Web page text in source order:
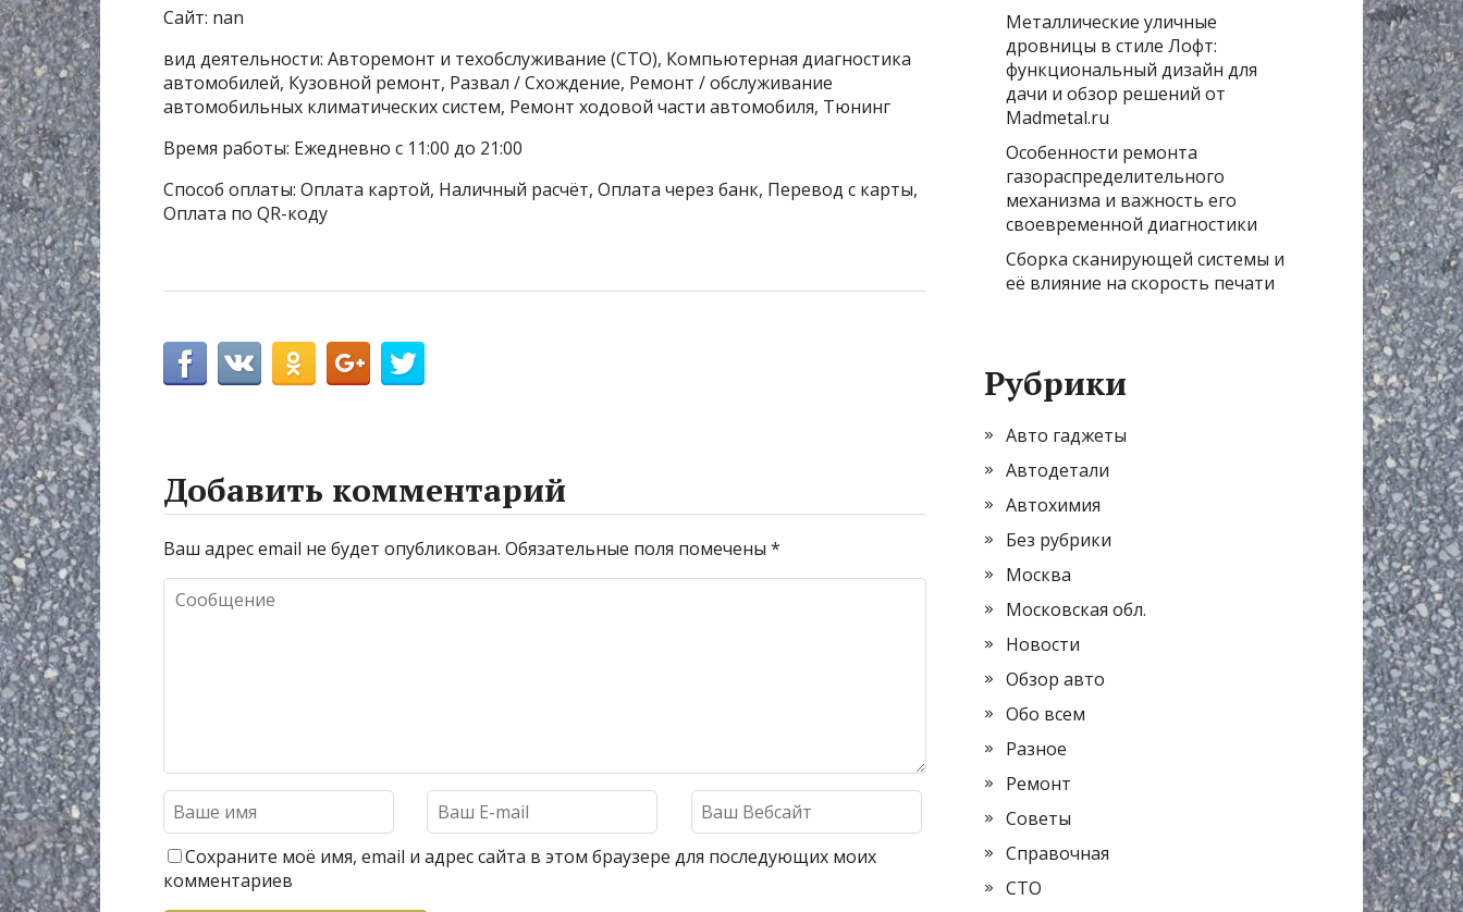
Сайт: nan
вид деятельности: Авторемонт и техобслуживание (СТО), Компьютерная диагностика
автомобилей, Кузовной ремонт, Развал / Схождение, Ремонт / обслуживание
автомобильных климатических систем, Ремонт ходовой части автомобиля, Тюнинг
Время работы: Ежедневно с 11:00 до 21:00
Способ оплаты: Оплата картой, Наличный расчёт, Оплата через банк, Перевод с карты,
Оплата по QR-коду
Добавить комментарий
Ваш адрес email не будет опубликован. Обязательные поля помечены *
Сохраните моё имя, email и адрес сайта в этом браузере для последующих моих
комментариев
Металлические уличные
дровницы в стиле Лофт:
функциональный дизайн для
дачи и обзор решений от
Madmetal.ru
Особенности ремонта
газораспределительного
механизма и важность его
своевременной диагностики
Сборка сканирующей системы и
её влияние на скорость печати
Рубрики
Авто гаджеты
Автодетали
Автохимия
Без рубрики
Москва
Московская обл.
Новости
Обзор авто
Обо всем
Разное
Ремонт
Советы
Справочная
СТО